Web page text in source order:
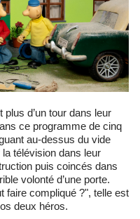
ce programme de cinq
au-dessus du vide
télévision dans leur
puis coincés dans
volonté d’une porte.
faire compliqué ?", telle est
deux héros.